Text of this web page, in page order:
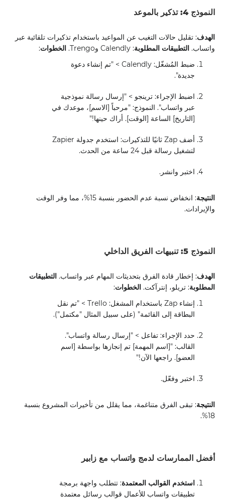
النموذج 4: تذكير بالموعد
الهدف: تقليل حالات التغيب عن المواعيد باستخدام تذكيرات تلقائية عبر
واتساب. التطبيقات المطلوبة: Calendly وTrengo. الخطوات:
ضبط المُشغّل: Calendly > "تم إنشاء دعوة
جديدة".
اضبط الإجراء: ترينجو > "إرسال رسالة نموذجية
عبر واتساب". النموذج: "مرحباً [الاسم]، موعدك في
[التاريخ] الساعة [الوقت]. أراك حينها!"
أضف Zap ثانيًا للتذكيرات: استخدم جدولة Zapier
لتشغيل رسالة قبل 24 ساعة من الحدث.
اختبر وانشر.
النتيجة
: انخفاض نسبة عدم الحضور بنسبة 15%، مما وفر الوقت
والإيرادات.
النموذج 5: تنبيهات الفريق الداخلي
الهدف: إخطار قادة الفرق بتحديثات المهام عبر واتساب. التطبيقات
المطلوبة: تريلو، إنترآكت. الخطوات:
إنشاء Zap باستخدام المشغل: Trello > "تم نقل
البطاقة إلى القائمة" (على سبيل المثال "مكتمل").
حدد الإجراء: تفاعل > "إرسال رسالة واتساب".
القالب: "[اسم المهمة] تم إنجازها بواسطة [اسم
العضو]. راجعها الآن!"
اختبر وفعّل.
النتيجة: تبقى الفرق متناغمة، مما يقلل من تأخيرات المشروع بنسبة
18%.
أفضل الممارسات لدمج واتساب مع زابير
استخدم القوالب المعتمدة: تتطلب واجهة برمجة
تطبيقات واتساب للأعمال قوالب رسائل معتمدة